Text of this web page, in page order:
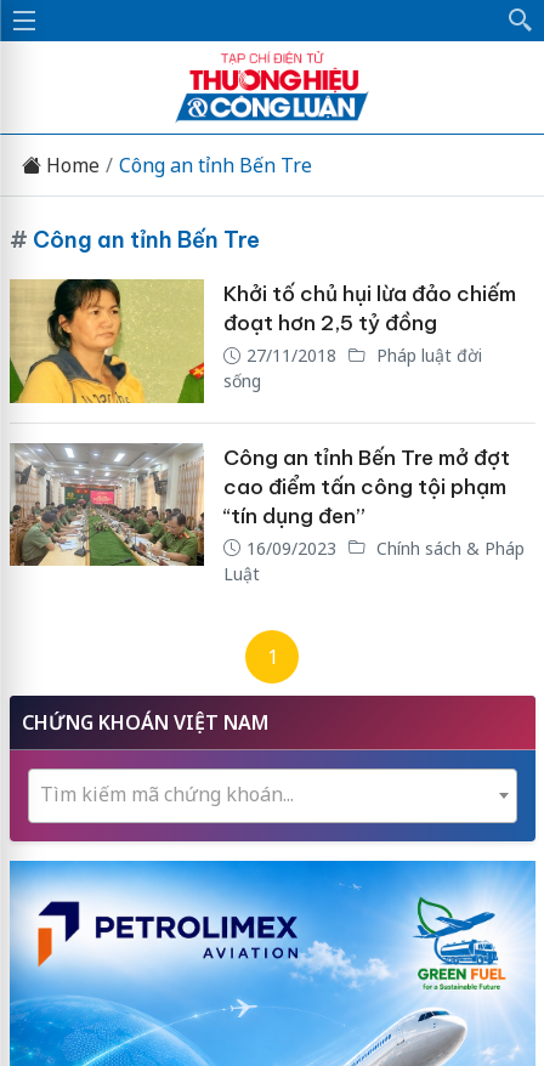
Home Công an tỉnh Bến Tre
# Công an tỉnh Bến Tre
Khởi tố chủ hụi lừa đảo chiếm
đoạt hơn 2,5 tỷ đồng
27/11/2018
Pháp luật đời
sống
Công an tỉnh Bến Tre mở đợt
cao điểm tấn công tội phạm
“tín dụng đen”
16/09/2023
Chính sách & Pháp
Luật
1
CHỨNG KHOÁN VIỆT NAM
Tìm kiếm mã chứng khoán...